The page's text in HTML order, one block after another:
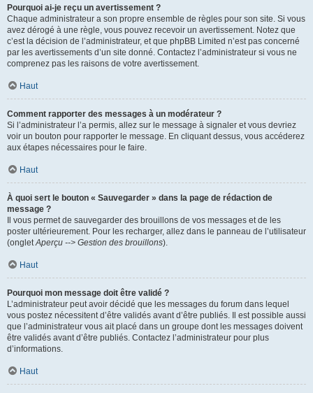
Pourquoi ai-je reçu un avertissement ?
Chaque administrateur a son propre ensemble de règles pour son site. Si vous
avez dérogé à une règle, vous pouvez recevoir un avertissement. Notez que
c’est la décision de l’administrateur, et que phpBB Limited n’est pas concerné
par les avertissements d’un site donné. Contactez l’administrateur si vous ne
comprenez pas les raisons de votre avertissement.
Haut
Comment rapporter des messages à un modérateur ?
Si l’administrateur l’a permis, allez sur le message à signaler et vous devriez
voir un bouton pour rapporter le message. En cliquant dessus, vous accéderez
aux étapes nécessaires pour le faire.
Haut
À quoi sert le bouton « Sauvegarder » dans la page de rédaction de
message ?
Il vous permet de sauvegarder des brouillons de vos messages et de les
poster ultérieurement. Pour les recharger, allez dans le panneau de l’utilisateur
(ongletAperçu --> Gestion des brouillons).
Haut
Pourquoi mon message doit être validé ?
L’administrateur peut avoir décidé que les messages du forum dans lequel
vous postez nécessitent d’être validés avant d’être publiés. Il est possible aussi
que l’administrateur vous ait placé dans un groupe dont les messages doivent
être validés avant d’être publiés. Contactez l’administrateur pour plus
d’informations.
Haut